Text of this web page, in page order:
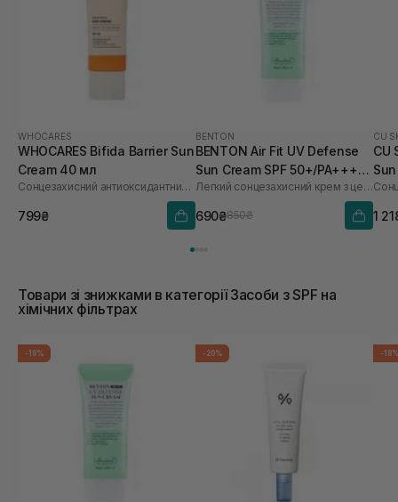
WHOCARES
WHOCARES Bifida Barrier Sun
Cream 40 мл
Сонцезахисний антиоксидантний крем
799₴
BENTON
BENTON Air Fit UV Defense
Sun Cream SPF 50+/PA++++
50 мл
Легкий сонцезахисний крем з центелою
690₴850₴
CU
CU
60
1
Товари зі знижками в категорії Засоби з SPF на
хімічних фільтрах
-19% -20% -